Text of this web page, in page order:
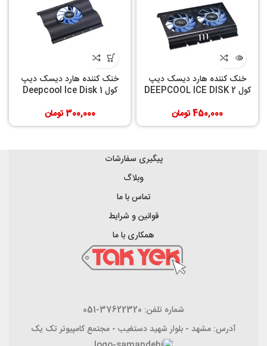
خنک کننده هارد دیسک دیپ
کول DEEPCOOL ICE DISK 2
450,000تومان
خنک کننده هارد دیسک دیپ
کول Deepcool Ice Disk 1
300,000تومان
پیگیری سفارشات
وبلاگ
تماس با ما
قوانین و شرایط
همکاری با ما
شماره تلفن: 37622320-051
آدرس: مشهد - بلوار شهید دستغیب - مجتمع کامپیوتر تک یک